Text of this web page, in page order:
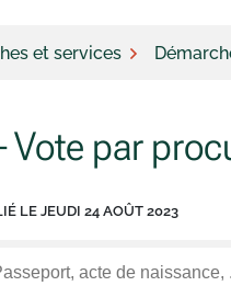
et services
Vote par
LEJEUDI 24 AOÛT 2023